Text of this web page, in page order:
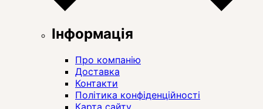
Інформація
Про компанію
Доставка
Контакти
Політика конфіденційності
Карта сайту